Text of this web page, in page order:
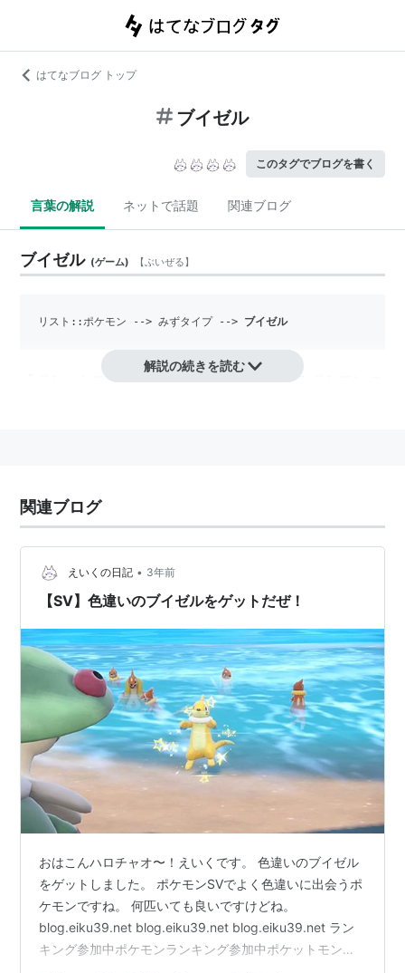
はてなブログ トップ
ブイゼル
このタグでブログを書く
言葉の解説 ネットで話題 関連ブログ
ブイゼル (ゲーム) 【ぶいぜる】
リスト::ポケモン --> みずタイプ --> ブイゼル
『ポケットモンスター』シリーズに登場するポケモンの
イパムと交換された。
番号
BW2イッシュ図鑑 No.149
マウンテンカロス図鑑 No.058
うみイタチポケモン
タイプ みず
特性
隠れ特性
高さ 0.7m
重さ 29.5kg
進化の系譜
解説の続きを読む
関連ブログ
えいくの日記 • 3年前
【SV】色違いのブイゼルをゲットだぜ！
おはこんハロチャオ〜！えいくです。 色違いのブイゼル
をゲットしました。 ポケモンSVでよく色違いに出会うポ
ケモンですね。 何匹いても良いですけどね。
blog.eiku39.net blog.eiku39.net blog.eiku39.net ラン
キング参加中ポケモンランキング参加中ポケットモンス